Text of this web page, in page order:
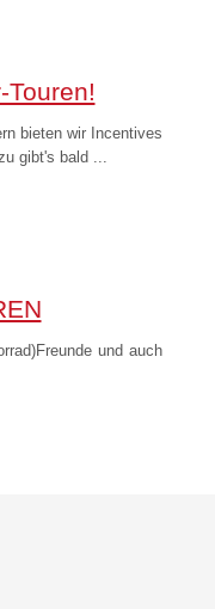
bieten wir Incentives
gibt's bald ...
und auch